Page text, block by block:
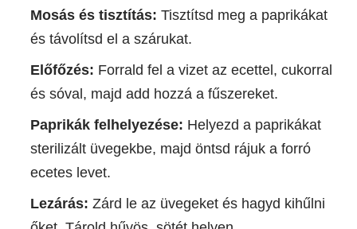
Mosás és tisztítás: Tisztítsd meg a paprikákat
és távolítsd el a szárukat.
Előfőzés: Forrald fel a vizet az ecettel, cukorral
és sóval, majd add hozzá a fűszereket.
Paprikák felhelyezése: Helyezd a paprikákat
sterilizált üvegekbe, majd öntsd rájuk a forró
ecetes levet.
Lezárás: Zárd le az üvegeket és hagyd kihűlni